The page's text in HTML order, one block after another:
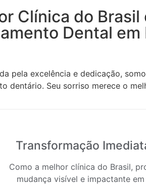
Clínica do Brasil
Dental em
pela excelência e dedicação,
dentário. Seu sorriso merece o
Transformação
Como a melhor clínica do Brasil,
mudança visível e impactante